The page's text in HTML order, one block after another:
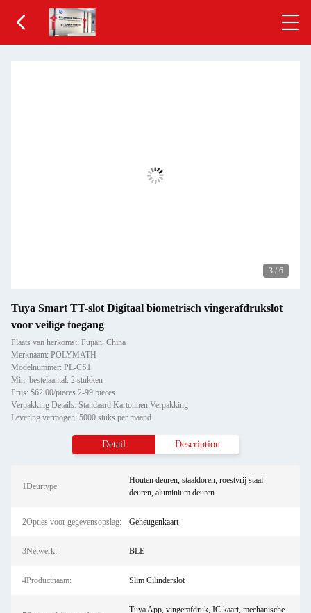
3 / 6
Tuya Smart TT-slot Digitaal biometrisch vingerafdrukslot
voor veilige toegang
Plaats van herkomst: Fujian, China
Merknaam: POLYMATH
Modelnummer: PL-CS1
Min. bestelaantal: 2 stukken
Prijs: $62.00/pieces 2-99 pieces
Verpakking Details: Standaard Kartonnen Verpakking
Levering vermogen: 5000 stuks per maand
Detail Description
1Deurtype:
Houten deuren, staaldoren, roestvrij staal
deuren, aluminium deuren
2Opties voor gegevensopslag: Geheugenkaart
3Netwerk: BLE
4Productnaam: Slim Cilinderslot
Tuya App, vingerafdruk, IC kaart, mechanische